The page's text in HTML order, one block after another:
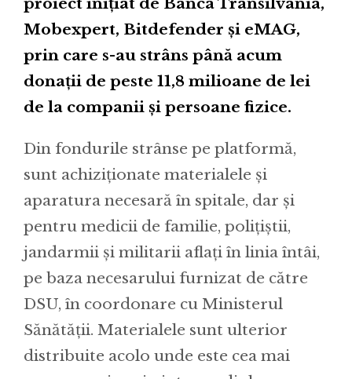
Mobexpert, Bitdefender și eMAG,
prin care s-au strâns până acum
donații de peste 11,8 milioane de lei
de la companii și persoane fizice.
Din fondurile strânse pe platformă,
sunt achiziționate materialele și
aparatura necesară în spitale, dar și
pentru medicii de familie, polițiștii,
jandarmii și militarii aflați în linia întâi,
pe baza necesarului furnizat de către
DSU, în coordonare cu Ministerul
Sănătății. Materialele sunt ulterior
distribuite acolo unde este cea mai